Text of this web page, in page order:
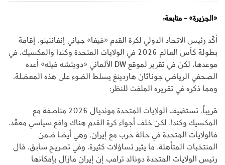
«الجزيرة» - متابعة:
أكّد رئيس الاتحاد الدولي لكرة القدم «فيفا» جياني إنفانتينو، إقامة
بطولة كأس العالم 2026 في الولايات المتحدة وكندا والمكسيك، في
موعدها، لكن في تقرير لموقع DW الألماني «دويتشه فيله» أعده
الصحفي الرياضي جوناثان هاردينغ يسلط الضوء على هذه المعضلة،
ومما ذكره في تقريره الملفت للنظر:
قريباً، تستضيف الولايات المتحدة مونديال 2026 مناصفة مع
المكسيك وكندا. لكن خلف أجواء كرة القدم هناك واقع سياسي معقّد.
فالولايات المتحدة في حالة حرب مع إيران، وهي أيضا ضمن
المنتخبات المتأهلة. ما يثير تساؤلات كثيرة. وفي تصريح سابق، قال
رئيس الولايات المتحدة دونالد ترامب إن إيران مازال بإمكانها